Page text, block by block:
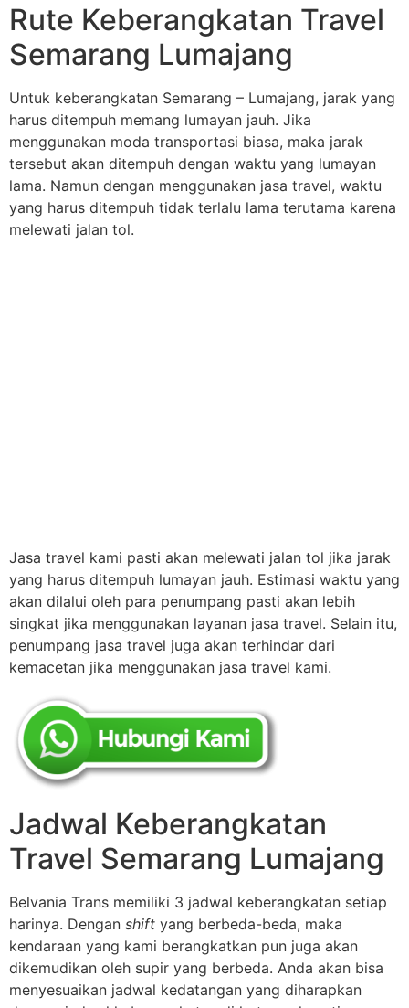
Rute Keberangkatan Travel
Semarang Lumajang
Untuk keberangkatan Semarang – Lumajang, jarak yang
harus ditempuh memang lumayan jauh. Jika
menggunakan moda transportasi biasa, maka jarak
tersebut akan ditempuh dengan waktu yang lumayan
lama. Namun dengan menggunakan jasa travel, waktu
yang harus ditempuh tidak terlalu lama terutama karena
melewati jalan tol.
Jasa travel kami pasti akan melewati jalan tol jika jarak
yang harus ditempuh lumayan jauh. Estimasi waktu yang
akan dilalui oleh para penumpang pasti akan lebih
singkat jika menggunakan layanan jasa travel. Selain itu,
penumpang jasa travel juga akan terhindar dari
kemacetan jika menggunakan jasa travel kami.
Jadwal Keberangkatan
Travel Semarang Lumajang
Belvania Trans memiliki 3 jadwal keberangkatan setiap
harinya. Dengan shift yang berbeda-beda, maka
kendaraan yang kami berangkatkan pun juga akan
dikemudikan oleh supir yang berbeda. Anda akan bisa
menyesuaikan jadwal kedatangan yang diharapkan